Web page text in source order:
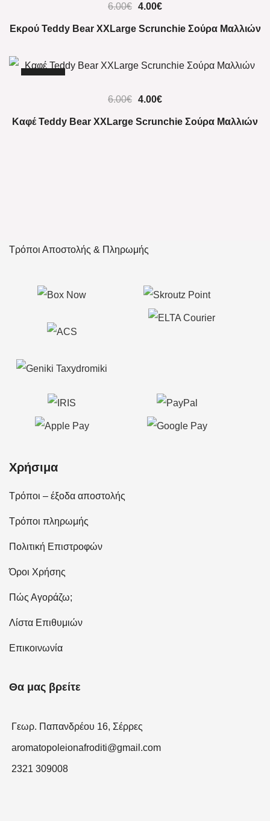
6.00€ 4.00€
Εκρού Teddy Bear XXLarge Scrunchie Σούρα Μαλλιών
-33%
6.00€ 4.00€
Καφέ Teddy Bear XXLarge Scrunchie Σούρα Μαλλιών
Τρόποι Αποστολής & Πληρωμής
Χρήσιμα
Τρόποι – έξοδα αποστολής
Τρόποι πληρωμής
Πολιτική Επιστροφών
Όροι Χρήσης
Πώς Αγοράζω;
Λίστα Επιθυμιών
Επικοινωνία
Θα μας βρείτε
Γεωρ. Παπανδρέου 16, Σέρρες
aromatopoleionafroditi@gmail.com
2321 309008